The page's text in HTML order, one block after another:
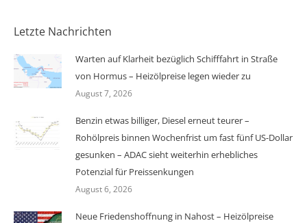
Letzte Nachrichten
Warten auf Klarheit bezüglich Schifffahrt in Straße
von Hormus – Heizölpreise legen wieder zu
August 7, 2026
Benzin etwas billiger, Diesel erneut teurer –
Rohölpreis binnen Wochenfrist um fast fünf US-Dollar
gesunken – ADAC sieht weiterhin erhebliches
Potenzial für Preissenkungen
August 6, 2026
Neue Friedenshoffnung in Nahost – Heizölpreise